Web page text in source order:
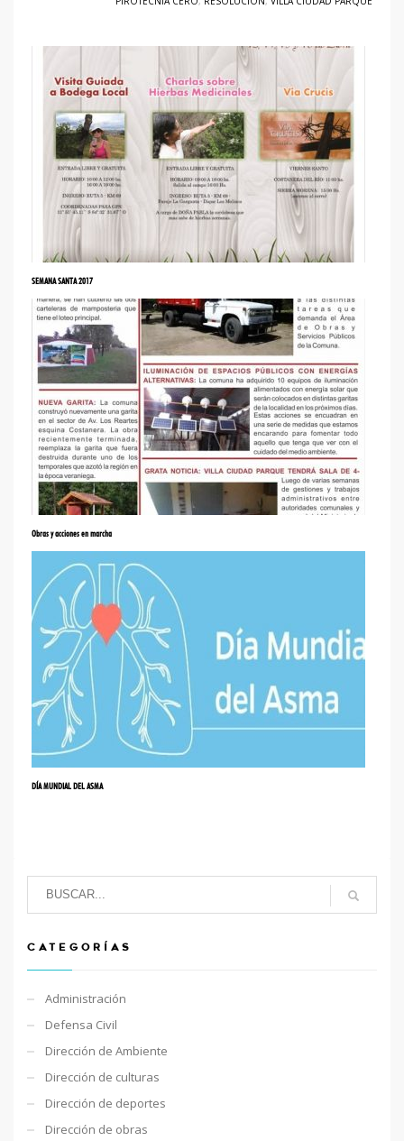
SEMANA SANTA 2017
Obras y acciones en marcha
DÍA MUNDIAL DEL ASMA
CATEGORÍAS
Administración
Defensa Civil
Dirección de Ambiente
Dirección de culturas
Dirección de deportes
Dirección de obras